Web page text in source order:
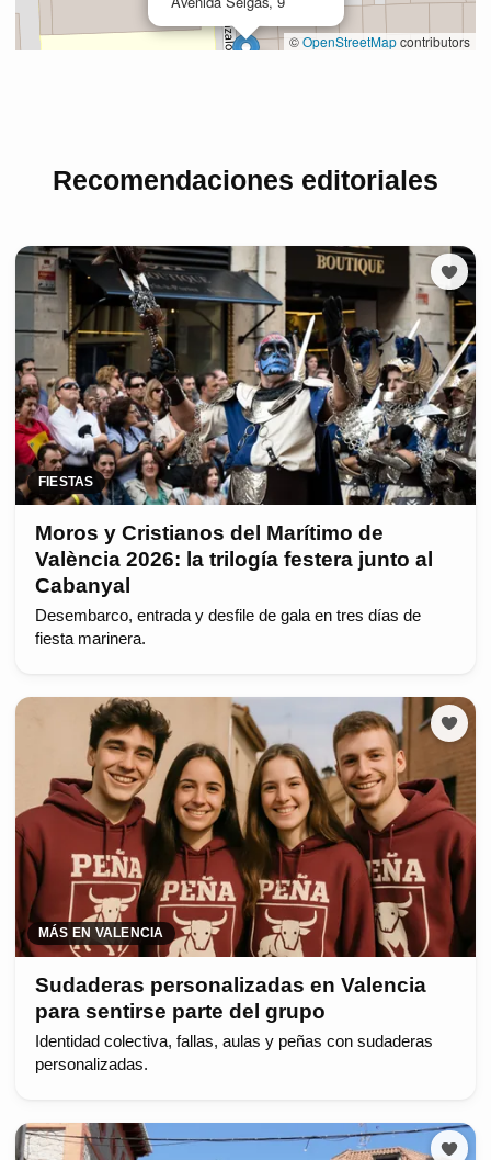
Recomendaciones editoriales
FIESTAS
Moros y Cristianos del Marítimo de
València 2026: la trilogía festera junto al
Cabanyal
Desembarco, entrada y desfile de gala en tres días de
fiesta marinera.
MÁS EN VALENCIA
Sudaderas personalizadas en Valencia
para sentirse parte del grupo
Identidad colectiva, fallas, aulas y peñas con sudaderas
personalizadas.